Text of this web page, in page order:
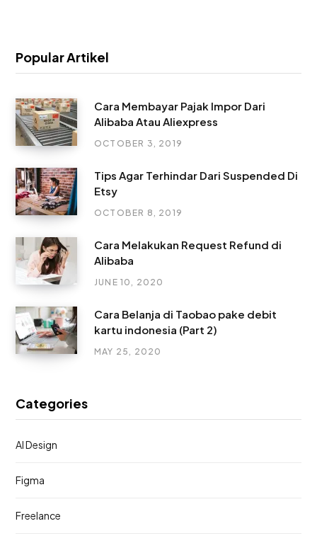
Popular Artikel
Cara Membayar Pajak Impor Dari
Alibaba Atau Aliexpress
OCTOBER 3, 2019
Tips Agar Terhindar Dari Suspended Di
Etsy
OCTOBER 8, 2019
Cara Melakukan Request Refund di
Alibaba
JUNE 10, 2020
Cara Belanja di Taobao pake debit
kartu indonesia (Part 2)
MAY 25, 2020
Categories
AI Design
Figma
Freelance